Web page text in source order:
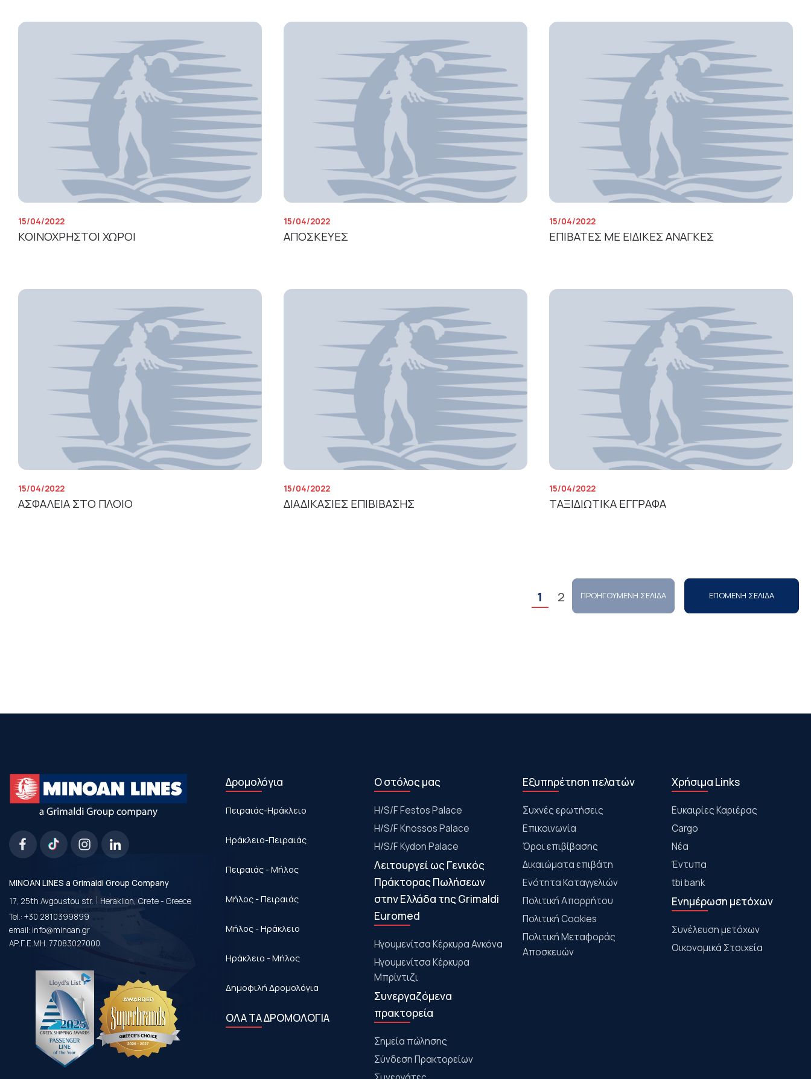
15/04/2022
ΚΟΙΝΟΧΡΗΣΤΟΙ ΧΩΡΟΙ
15/04/2022
ΑΠΟΣΚΕΥΕΣ
15/04/2022
ΕΠΙΒΑΤΕΣ ΜΕ ΕΙΔΙΚΕΣ ΑΝΑΓΚΕΣ
15/04/2022
ΑΣΦΑΛΕΙΑ ΣΤΟ ΠΛΟΙΟ
15/04/2022
ΔΙΑΔΙΚΑΣΙΕΣ ΕΠΙΒΙΒΑΣΗΣ
15/04/2022
ΤΑΞΙΔΙΩΤΙΚΑ ΕΓΓΡΑΦΑ
1 2 ΠΡΟΗΓΟΥΜΕΝΗ ΣΕΛΙΔΑ ΕΠΟΜΕΝΗ ΣΕΛΙΔΑ
MINOAN LINES a Grimaldi Group Company
17, 25th Avgoustou str. | Heraklion, Crete - Greece
Tel.: +30 2810399899
email: info@minoan.gr
ΑΡ.Γ.Ε.ΜΗ. 77083027000
Δρομολόγια
Πειραιάς-Ηράκλειο
Ηράκλειο-Πειραιάς
Πειραιάς - Μήλος
Μήλος - Πειραιάς
Μήλος - Ηράκλειο
Ηράκλειο - Μήλος
Δημοφιλή Δρομολόγια
ΟΛΑ ΤΑ ΔΡΟΜΟΛΟΓΙΑ
Ο στόλος μας
Η/S/F Festos Palace
H/S/F Knossos Palace
H/S/F Kydon Palace
Λειτουργεί ως Γενικός
Πράκτορας Πωλήσεων
στην Ελλάδα της Grimaldi
Euromed
Ηγουμενίτσα Κέρκυρα Ανκόνα
Ηγουμενίτσα Κέρκυρα
Μπρίντιζι
Συνεργαζόμενα
πρακτορεία
Σημεία πώλησης
Σύνδεση Πρακτορείων
Εξυπηρέτηση πελατών
Συχνές ερωτήσεις
Επικοινωνία
Όροι επιβίβασης
Δικαιώματα επιβάτη
Ενότητα Καταγγελιών
Πολιτική Απορρήτου
Πολιτική Cookies
Πολιτική Μεταφοράς
Αποσκευών
Χρήσιμα Links
Ευκαιρίες Καριέρας
Cargo
Νέα
Έντυπα
tbi bank
Ενημέρωση μετόχων
Συνέλευση μετόχων
Οικονομικά Στοιχεία